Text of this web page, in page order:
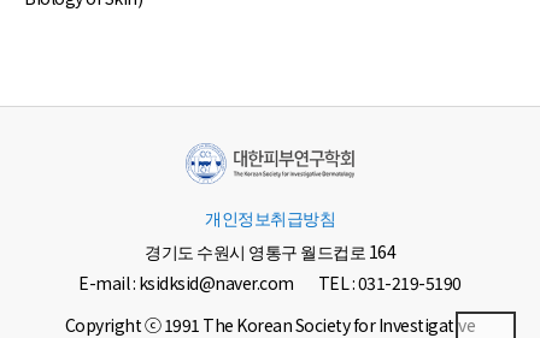
개인정보취급방침
경기도 수원시 영통구 월드컵로 164
E-mail : ksidksid@naver.com
TEL : 031-219-5190
Copyright ⓒ 1991 The Korean Society for Investigative